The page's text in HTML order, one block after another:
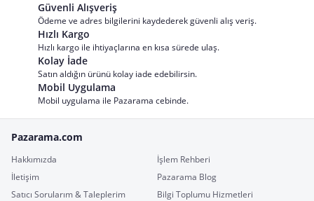
Güvenli Alışveriş
Ödeme ve adres bilgilerini kaydederek güvenli alış veriş.
Hızlı Kargo
Hızlı kargo ile ihtiyaçlarına en kısa sürede ulaş.
Kolay İade
Satın aldığın ürünü kolay iade edebilirsin.
Mobil Uygulama
Mobil uygulama ile Pazarama cebinde.
Pazarama.com
Hakkımızda
İşlem Rehberi
İletişim
Pazarama Blog
Satıcı Sorularım & Taleplerim
Bilgi Toplumu Hizmetleri